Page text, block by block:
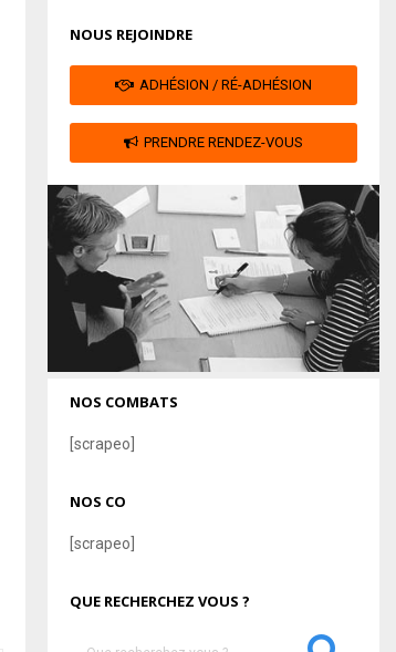
NOUS REJOINDRE
ADHÉSION / RÉ-ADHÉSION
PRENDRE RENDEZ-VOUS
NOS COMBATS
[scrapeo]
NOS CO
[scrapeo]
QUE RECHERCHEZ VOUS ?